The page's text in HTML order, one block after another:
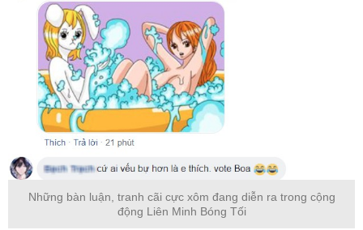
Những bàn luận, tranh cãi cực xôm đang diễn ra trong cộng
động Liên Minh Bóng Tối